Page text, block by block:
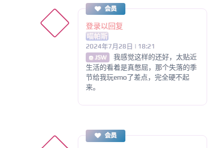
会员
登录以回复
喵帕斯
2024年7月28日 | 18:21
@ JSW
我感觉这样的还好，太贴近
生活的看着是真憋屈，那个失落的季
节给我玩emo了差点，完全硬不起
来。
会员